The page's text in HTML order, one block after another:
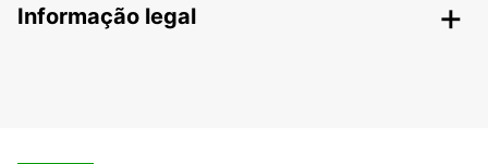
Informação legal